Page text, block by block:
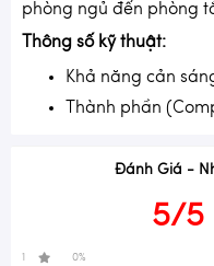
phòng ngủ đến phòng
Thông số kỹ thuật:
Khả năng cản
Thành phần
Đánh Giá -
5/5
0%